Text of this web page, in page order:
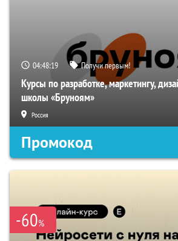
04:48:18 Получи первым!
Курсы по разработке, маркетингу,
школы «Бруноям»
Россия
Промокод
-60%